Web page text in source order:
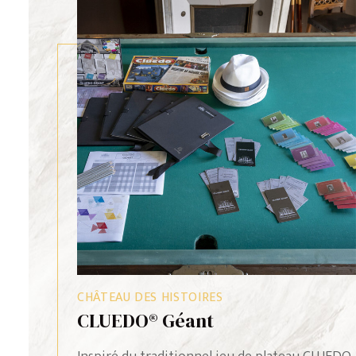
ArboriFolia
CHÂTEAU DES SCIENCES